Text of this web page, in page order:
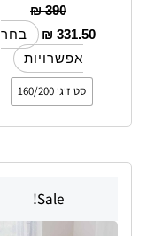
₪390
₪ 331.50
בחר
אפשרויות
סט זוגי 160/200
Sale!
יש